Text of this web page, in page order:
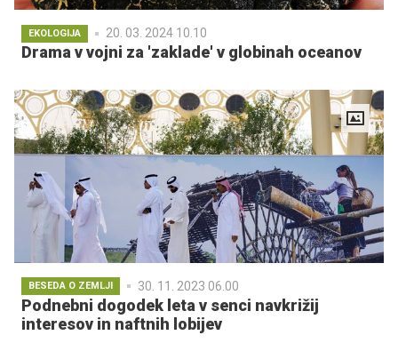
EKOLOGIJA 20. 03. 2024 10.10
Drama v vojni za 'zaklade' v globinah oceanov
BESEDA O ZEMLJI 30. 11. 2023 06.00
Podnebni dogodek leta v senci navkrižij
interesov in naftnih lobijev